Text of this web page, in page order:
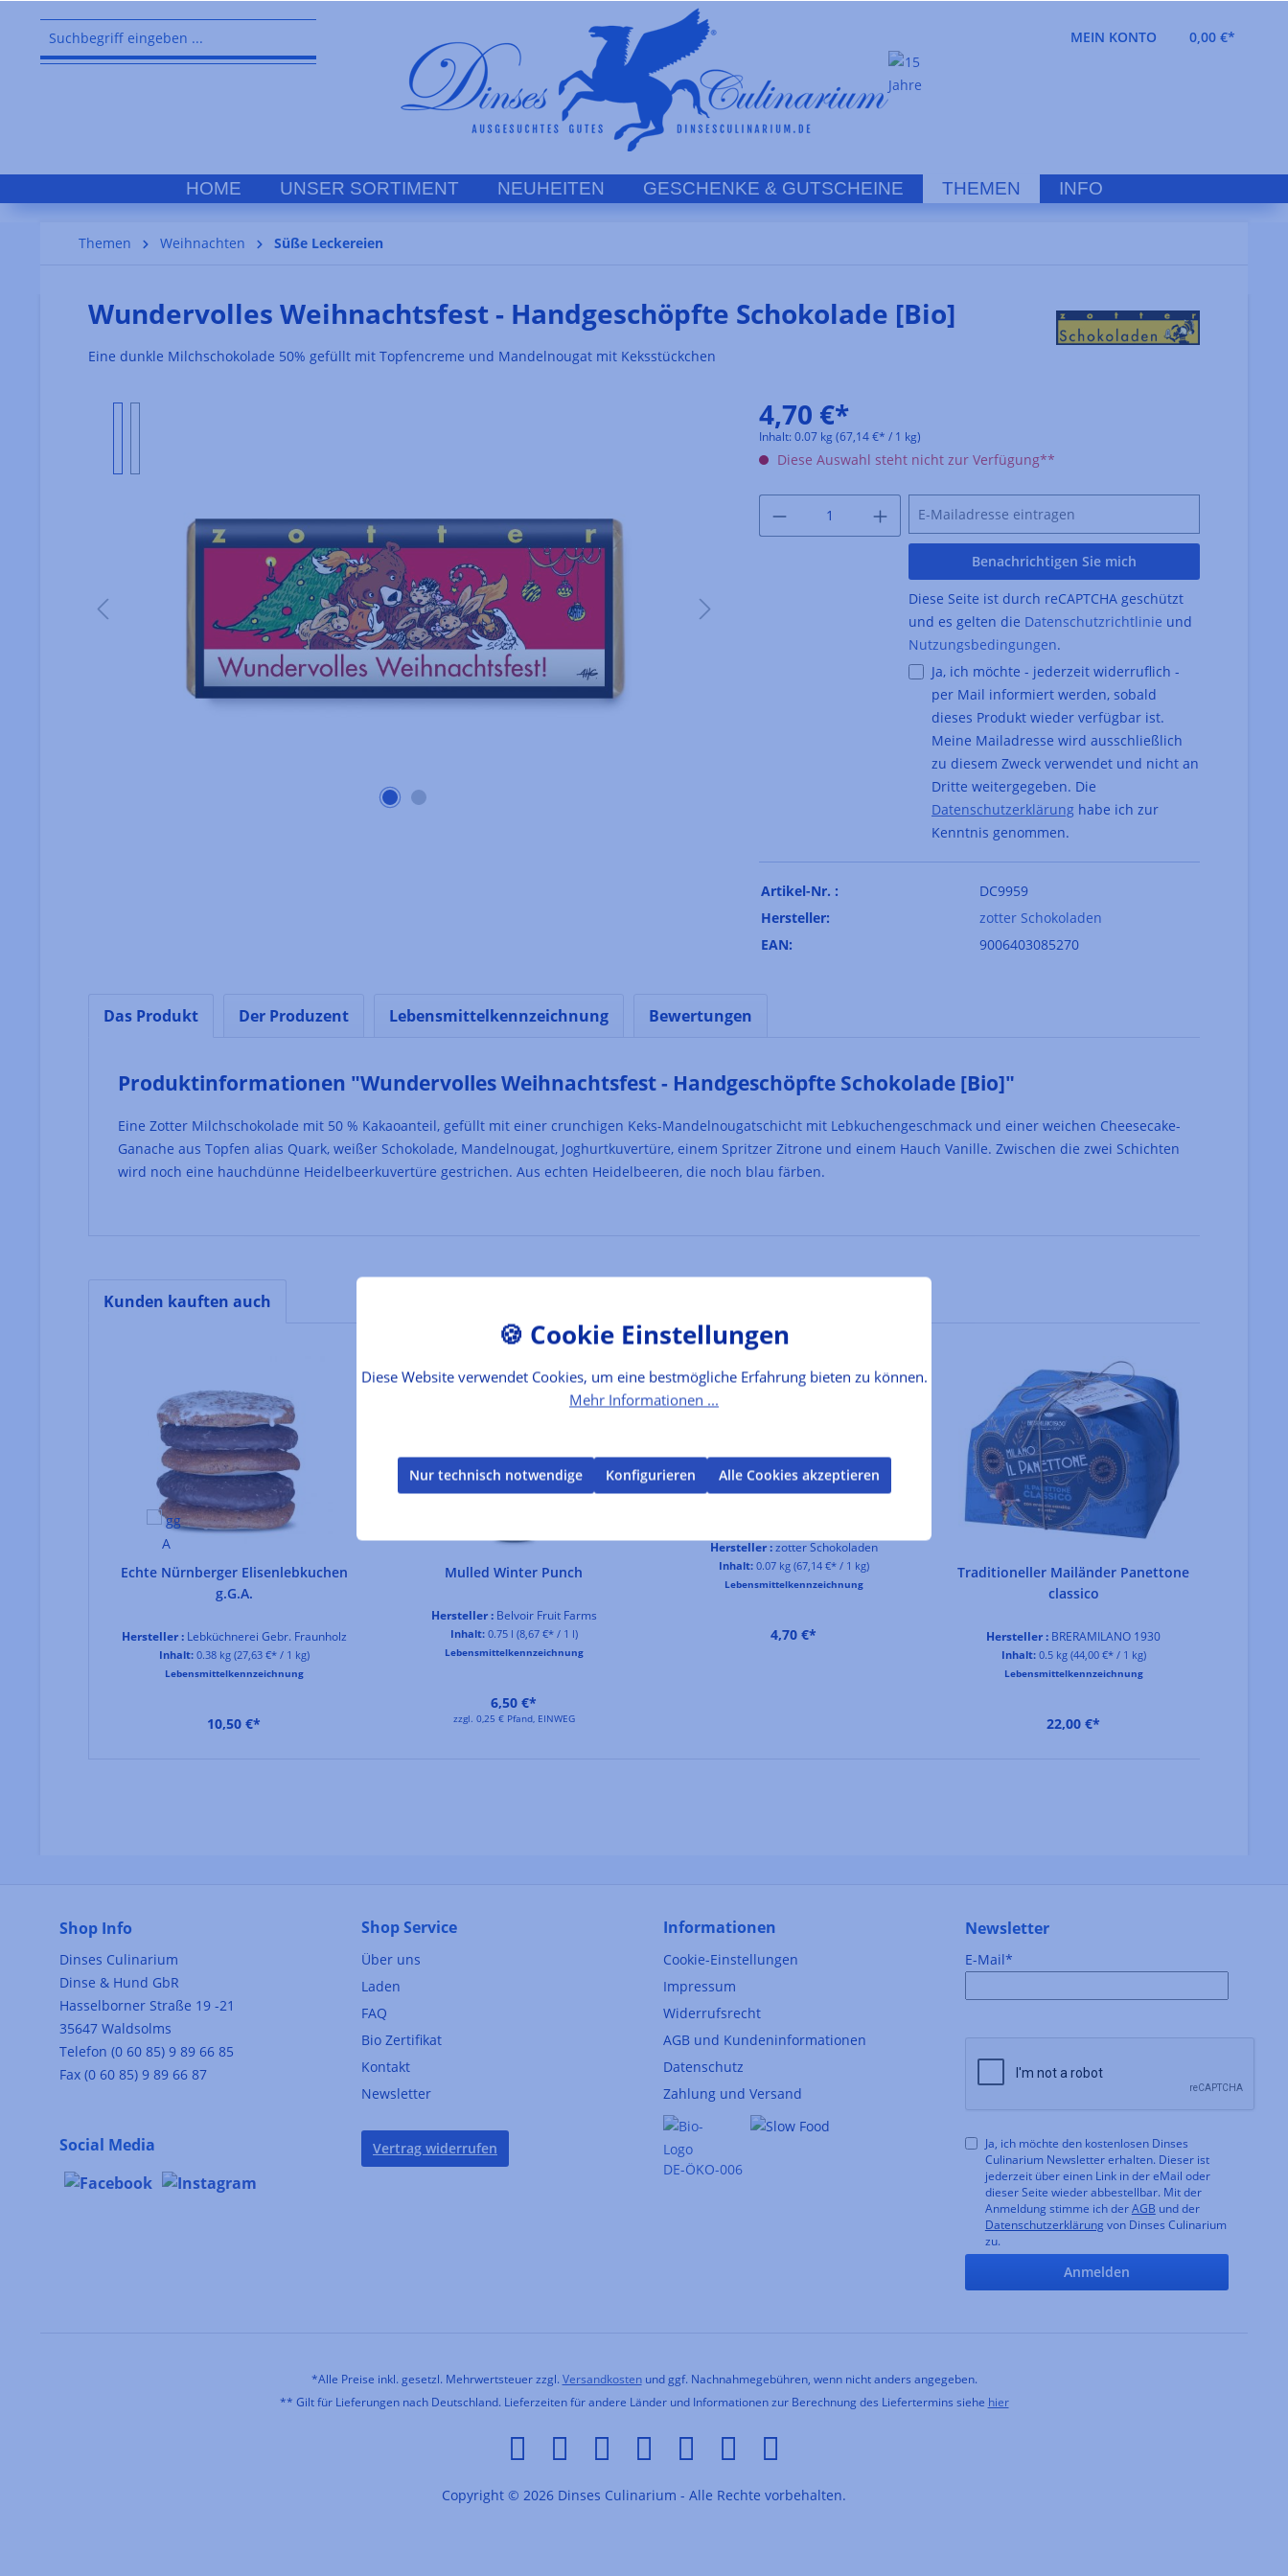
Zur Hauptnavigation springen
MEIN KONTO
0,00 €*
HOME UNSER SORTIMENT NEUHEITEN GESCHENKE & GUTSCHEINE THEMEN INFO
Themen Weihnachten Süße Leckereien
Wundervolles Weihnachtsfest - Handgeschöpfte Schokolade [Bio]
Eine dunkle Milchschokolade 50% gefüllt mit Topfencreme und Mandelnougat mit Keksstückchen
4,70 €*
Inhalt: 0.07 kg (67,14 €* / 1 kg)
Diese Auswahl steht nicht zur Verfügung**
Benachrichtigen Sie mich
Diese Seite ist durch reCAPTCHA geschützt
und es gelten die Datenschutzrichtlinie und
Nutzungsbedingungen.
Ja, ich möchte - jederzeit widerruflich -
per Mail informiert werden, sobald
dieses Produkt wieder verfügbar ist.
Meine Mailadresse wird ausschließlich
zu diesem Zweck verwendet und nicht an
Dritte weitergegeben. Die
Datenschutzerklärunghabe ich zur
Kenntnis genommen.
Artikel-Nr. :
DC9959
Hersteller:
zotter Schokoladen
EAN:
9006403085270
Das Produkt Der Produzent Lebensmittelkennzeichnung Bewertungen
Produktinformationen "Wundervolles Weihnachtsfest - Handgeschöpfte Schokolade [Bio]"
Eine Zotter Milchschokolade mit 50 % Kakaoanteil, gefüllt mit einer crunchigen Keks-Mandelnougatschicht mit Lebkuchengeschmack und einer weichen Cheesecake-
Ganache aus Topfen alias Quark, weißer Schokolade, Mandelnougat, Joghurtkuvertüre, einem Spritzer Zitrone und einem Hauch Vanille. Zwischen die zwei Schichten
wird noch eine hauchdünne Heidelbeerkuvertüre gestrichen. Aus echten Heidelbeeren, die noch blau färben.
Kunden kauften auch
Echte Nürnberger Elisenlebkuchen
g.G.A.
Hersteller :Lebküchnerei Gebr. Fraunholz
Inhalt: 0.38 kg (27,63 €* / 1 kg)
Lebensmittelkennzeichnung
10,50 €*
Mulled Winter Punch
Hersteller :Belvoir Fruit Farms
Inhalt: 0.75 l (8,67 €* / 1 l)
Lebensmittelkennzeichnung
6,50 €*
zzgl. 0,25 € Pfand, EINWEG
ZimtApfel + Honig -
Hersteller :zotter Schokoladen
Inhalt: 0.07 kg (67,14 €* / 1 kg)
Lebensmittelkennzeichnung
4,70 €*
Traditioneller Mailänder Panettone
classico
Hersteller : BRERAMILANO 1930
Inhalt: 0.5 kg (44,00 €* / 1 kg)
Lebensmittelkennzeichnung
22,00 €*
Shop Info
Dinses Culinarium
Dinse & Hund GbR
Hasselborner Straße 19 -21
35647 Waldsolms
Telefon (0 60 85) 9 89 66 85
Fax (0 60 85) 9 89 66 87
Social Media
Shop Service
Über uns
Laden
FAQ
Bio Zertifikat
Kontakt
Newsletter
Vertrag widerrufen
Informationen
Cookie-Einstellungen
Impressum
Widerrufsrecht
AGB und Kundeninformationen
Datenschutz
Zahlung und Versand
DE-ÖKO-006
Newsletter
E-Mail*
Ja, ich möchte den kostenlosen Dinses
Culinarium Newsletter erhalten. Dieser ist
jederzeit über einen Link in der eMail oder
dieser Seite wieder abbestellbar. Mit der
Anmeldung stimme ich derAGB und der
Datenschutzerklärung von Dinses Culinarium
zu.
Anmelden
*Alle Preise inkl. gesetzl. Mehrwertsteuer zzgl. Versandkostenund ggf. Nachnahmegebühren, wenn nicht anders angegeben.
** Gilt für Lieferungen nach Deutschland. Lieferzeiten für andere Länder und Informationen zur Berechnung des Liefertermins siehe hier
Copyright © 2026 Dinses Culinarium - Alle Rechte vorbehalten.
Diese Website verwendet Cookies, um eine bestmögliche Erfahrung bieten zu können.
Mehr Informationen ...
Nur technisch notwendige Konfigurieren Alle Cookies akzeptieren